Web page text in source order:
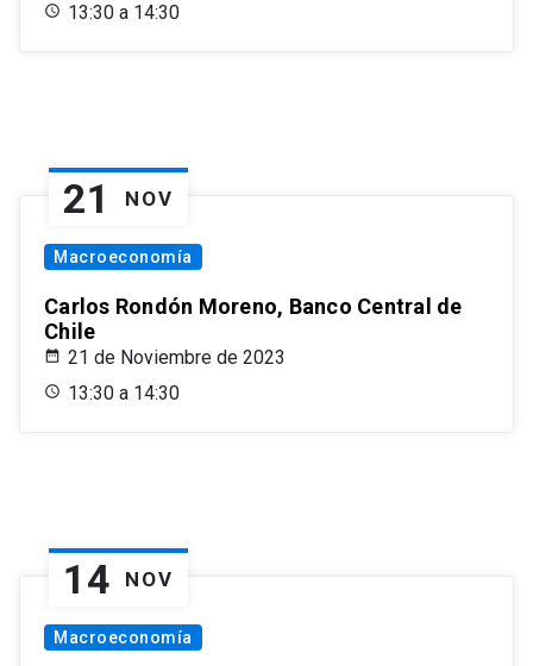
13:30 a 14:30
21 NOV
Macroeconomía
Carlos Rondón Moreno, Banco Central de
Chile
21 de Noviembre de 2023
13:30 a 14:30
14 NOV
Macroeconomía